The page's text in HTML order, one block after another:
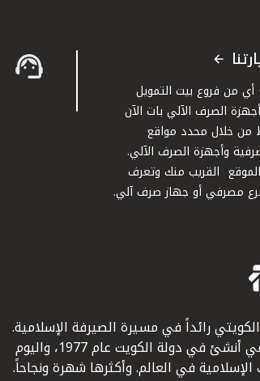
من فروع بيت التمويل
الصرف الآلي بات الآن
من خلال محدد مواقع
وأجهزة الصرف الآلي.
القريب منك وتعرف
مصرفي أو جهاز صرف آلي.
رائداً في مسيرة الصيرفة الإسلامية.
وهو أول بنك إسلامي أنشئ في دولة الكويت عام 1977، واليوم
الإسلامية في العالم. وأكثرها شهرة ونجاحاً.